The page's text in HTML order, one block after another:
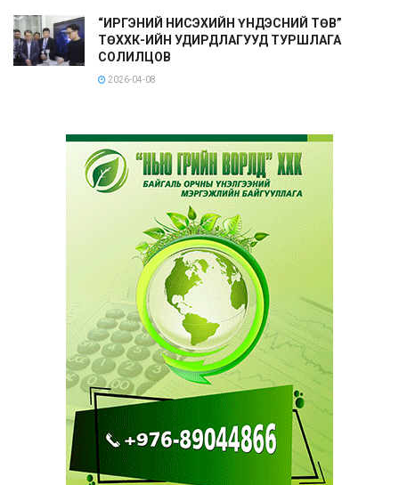
“ИРГЭНИЙ НИСЭХИЙН ҮНДЭСНИЙ ТӨВ”
ТӨХХК-ИЙН УДИРДЛАГУУД ТУРШЛАГА
СОЛИЛЦОВ
2026-04-08